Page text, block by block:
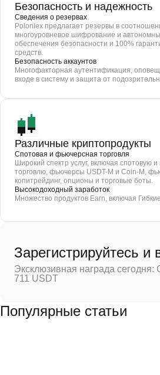
Безопасность и надежность
Сведения о резервах
Poloniex предлагает резервы в
многоуровневое шифрование и
обеспечения безопасности и 100%
средств.
Безопасность аккаунтов
Многофакторная аутентификация,
входе в систему и защита от
Различные криптопродукты
Спотовая и фьючерсная торговля
Широкий спектр услуг, включая спотовую
торговлю, фьючерсы USDT-M и Coin-M,
копитрейдинг, опционы и торговые боты.
Высокодоходный заработок
Множество продуктов Earn, включая
Зарегистрируйтесь и
Эксклюзивная награда
711 USDT
Популярные статьи